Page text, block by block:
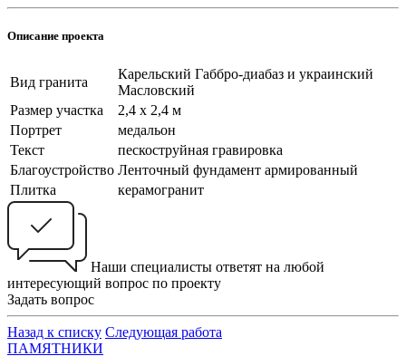
Описание проекта
Вид гранита
Карельский Габбро-диабаз и украинский
Масловский
Размер участка
2,4 х 2,4 м
Портрет
медальон
Текст
пескоструйная гравировка
Благоустройство Ленточный фундамент армированный
Плитка
керамогранит
Наши специалисты ответят на любой
интересующий вопрос по проекту
Задать вопрос
Назад к списку Следующая работа
ПАМЯТНИКИ